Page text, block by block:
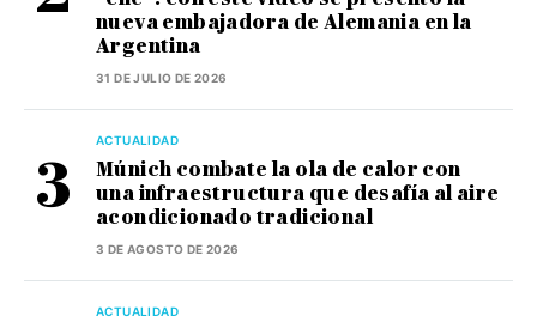
nueva embajadora de Alemania en la
Argentina
31 DE JULIO DE 2026
ACTUALIDAD
Múnich combate la ola de calor con
una infraestructura que desafía al aire
acondicionado tradicional
3 DE AGOSTO DE 2026
ACTUALIDAD